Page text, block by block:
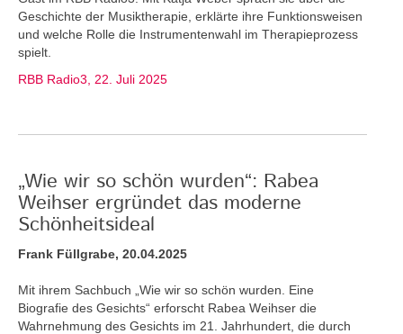
Geschichte der Musiktherapie, erklärte ihre Funktionsweisen
und welche Rolle die Instrumentenwahl im Therapieprozess
spielt.
RBB Radio3, 22. Juli 2025
„Wie wir so schön wurden“: Rabea
Weihser ergründet das moderne
Schönheitsideal
Frank Füllgrabe, 20.04.2025
Mit ihrem Sachbuch „Wie wir so schön wurden. Eine
Biografie des Gesichts“ erforscht Rabea Weihser die
Wahrnehmung des Gesichts im 21. Jahrhundert, die durch